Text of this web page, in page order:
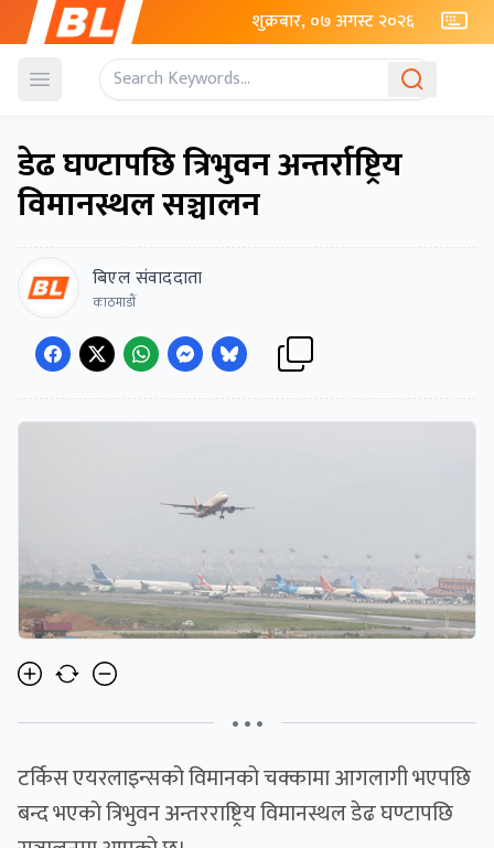
शुक्रबार, ०७ अगस्ट २०२६
Open menu
डेढ घण्टापछि त्रिभुवन अन्तर्राष्ट्रिय
विमानस्थल सञ्चालन
बिएल संवाददाता
काठमाडाैं
• • •
टर्किस एयरलाइन्सको विमानको चक्कामा आगलागी भएपछि
बन्द भएको त्रिभुवन अन्तरराष्ट्रिय विमानस्थल डेढ घण्टापछि